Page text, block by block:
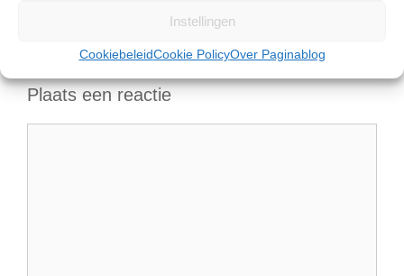
Instellingen
CookiebeleidCookie PolicyOver Paginablog
Plaats een reactie